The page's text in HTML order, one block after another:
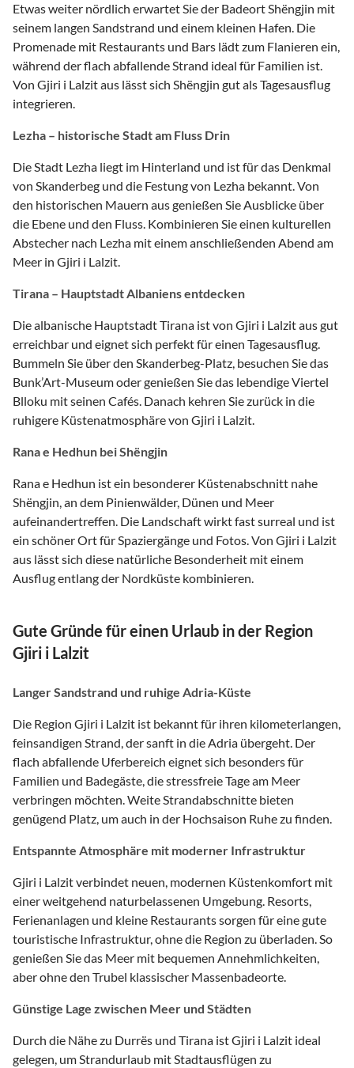
Etwas weiter nördlich erwartet Sie der Badeort Shëngjin mit
seinem langen Sandstrand und einem kleinen Hafen. Die
Promenade mit Restaurants und Bars lädt zum Flanieren ein,
während der flach abfallende Strand ideal für Familien ist.
Von Gjiri i Lalzit aus lässt sich Shëngjin gut als Tagesausflug
integrieren.
Lezha – historische Stadt am Fluss Drin
Die Stadt Lezha liegt im Hinterland und ist für das Denkmal
von Skanderbeg und die Festung von Lezha bekannt. Von
den historischen Mauern aus genießen Sie Ausblicke über
die Ebene und den Fluss. Kombinieren Sie einen kulturellen
Abstecher nach Lezha mit einem anschließenden Abend am
Meer in Gjiri i Lalzit.
Tirana – Hauptstadt Albaniens entdecken
Die albanische Hauptstadt Tirana ist von Gjiri i Lalzit aus gut
erreichbar und eignet sich perfekt für einen Tagesausflug.
Bummeln Sie über den Skanderbeg-Platz, besuchen Sie das
Bunk’Art-Museum oder genießen Sie das lebendige Viertel
Blloku mit seinen Cafés. Danach kehren Sie zurück in die
ruhigere Küstenatmosphäre von Gjiri i Lalzit.
Rana e Hedhun bei Shëngjin
Rana e Hedhun ist ein besonderer Küstenabschnitt nahe
Shëngjin, an dem Pinienwälder, Dünen und Meer
aufeinandertreffen. Die Landschaft wirkt fast surreal und ist
ein schöner Ort für Spaziergänge und Fotos. Von Gjiri i Lalzit
aus lässt sich diese natürliche Besonderheit mit einem
Ausflug entlang der Nordküste kombinieren.
Gute Gründe für einen Urlaub in der Region
Gjiri i Lalzit
Langer Sandstrand und ruhige Adria-Küste
Die Region Gjiri i Lalzit ist bekannt für ihren kilometerlangen,
feinsandigen Strand, der sanft in die Adria übergeht. Der
flach abfallende Uferbereich eignet sich besonders für
Familien und Badegäste, die stressfreie Tage am Meer
verbringen möchten. Weite Strandabschnitte bieten
genügend Platz, um auch in der Hochsaison Ruhe zu finden.
Entspannte Atmosphäre mit moderner Infrastruktur
Gjiri i Lalzit verbindet neuen, modernen Küstenkomfort mit
einer weitgehend naturbelassenen Umgebung. Resorts,
Ferienanlagen und kleine Restaurants sorgen für eine gute
touristische Infrastruktur, ohne die Region zu überladen. So
genießen Sie das Meer mit bequemen Annehmlichkeiten,
aber ohne den Trubel klassischer Massenbadeorte.
Günstige Lage zwischen Meer und Städten
Durch die Nähe zu Durrës und Tirana ist Gjiri i Lalzit ideal
gelegen, um Strandurlaub mit Stadtausflügen zu